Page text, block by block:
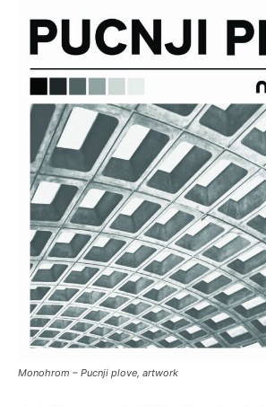
Monohrom – Pucnji plove, artwork